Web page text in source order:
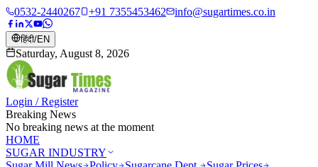
0532-2440267 +91 7355453462 info@sugartimes.co.in
हिंदी/EN
Saturday, August 8, 2026
Login / Register
Breaking News
No breaking news at the moment
HOME
SUGAR INDUSTRY